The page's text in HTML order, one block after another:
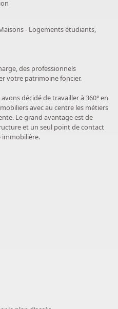
- Logements étudiants,
des professionnels
votre patrimoine foncier.
décidé de travailler à 360° en
avec au centre les métiers
Le grand avantage est de
et un seul point de contact
immobilière.